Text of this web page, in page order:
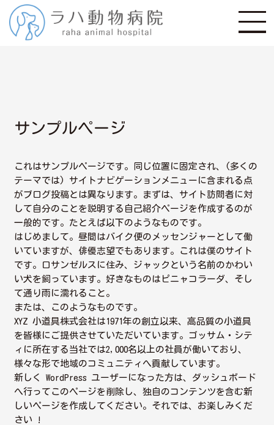
サンプルページ
これはサンプルページです。同じ位置に固定され、(多くの
テーマでは) サイトナビゲーションメニューに含まれる点
がブログ投稿とは異なります。まずは、サイト訪問者に対
して自分のことを説明する自己紹介ページを作成するのが
一般的です。たとえば以下のようなものです。
はじめまして。昼間はバイク便のメッセンジャーとして働
いていますが、俳優志望でもあります。これは僕のサイト
です。ロサンゼルスに住み、ジャックという名前のかわい
い犬を飼っています。好きなものはピニャコラーダ、そし
て通り雨に濡れること。
または、このようなものです。
XYZ 小道具株式会社は1971年の創立以来、高品質の小道具
を皆様にご提供させていただいています。ゴッサム・シテ
ィに所在する当社では2,000名以上の社員が働いており、
様々な形で地域のコミュニティへ貢献しています。
新しく WordPress ユーザーになった方は、 ダッシュボード
へ行ってこのページを削除し、独自のコンテンツを含む新
しいページを作成してください。それでは、お楽しみくだ
さい !